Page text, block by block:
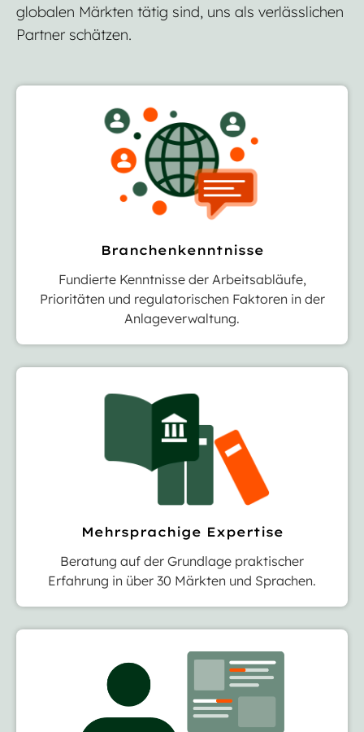
globalen Märkten tätig sind, uns als verlässlichen
Partner schätzen.
Branchenkenntnisse
Fundierte Kenntnisse der Arbeitsabläufe,
Prioritäten und regulatorischen Faktoren in der
Anlageverwaltung.
Mehrsprachige Expertise
Beratung auf der Grundlage praktischer
Erfahrung in über 30 Märkten und Sprachen.